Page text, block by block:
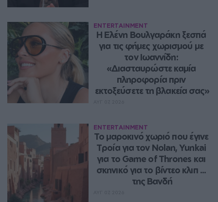
ENTERTAINMENT
Η Ελένη Βουλγαράκη ξεσπά
για τις φήμες χωρισμού με
τον Ιωαννίδη:
«Διασταυρώστε καμία
πληροφορία πριν
εκτοξεύσετε τη βλακεία σας»
ENTERTAINMENT
Το μαροκινό χωριό που έγινε
Τροία για τον Nolan, Yunkai
για το Game of Thrones και
σκηνικό για το βίντεο κλιπ ...
της Βανδή